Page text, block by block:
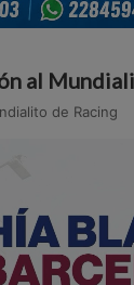
al
de Racing